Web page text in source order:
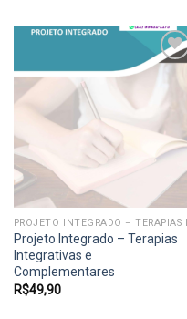
Projeto Integrado – Terapias
Integrativas e
Complementares
R$49,90